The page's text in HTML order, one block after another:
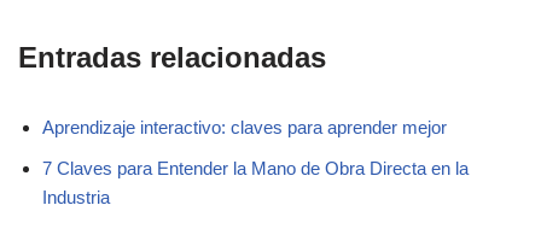
Entradas relacionadas
Aprendizaje interactivo: claves para aprender mejor
7 Claves para Entender la Mano de Obra Directa en la
Industria